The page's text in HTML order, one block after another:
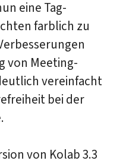
eine Tag-
farblich zu
von Meeting-
vereinfacht
bei der
von Kolab 3.3